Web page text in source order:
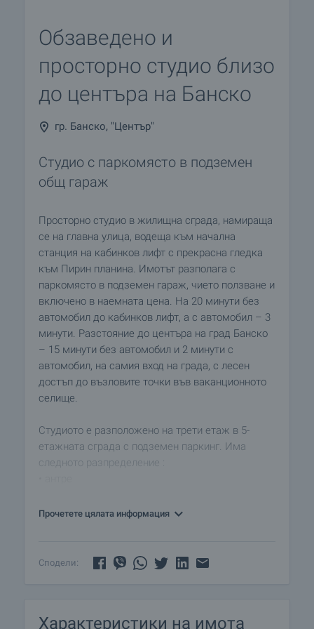
Обзаведено и
просторно студио близо
до центъра на Банско
гр. Банско, "Център"
Студио с паркомясто в подземен
общ гараж
Просторно студио в жилищна сграда, намираща
се на главна улица, водеща към начална
станция на кабинков лифт с прекрасна гледка
към Пирин планина. Имотът разполага с
паркомясто в подземен гараж, чието ползване и
включено в наемната цена. На 20 минути без
автомобил до кабинков лифт, а с автомобил – 3
минути. Разстояние до центъра на град Банско
– 15 минути без автомобил и 2 минути с
автомобил, на самия вход на града, с лесен
достъп до възловите точки във ваканционното
селище.
Студиото е разположено на трети етаж в 5-
етажната сграда с подземен паркинг. Има
следното разпределение :
• баня с тоалетна.
консумацията на студена вода. Ползване на
удобство на наемателите. Антре с гардероб и
Прочетете цялата информация
Сподели:
Характеристики на имота